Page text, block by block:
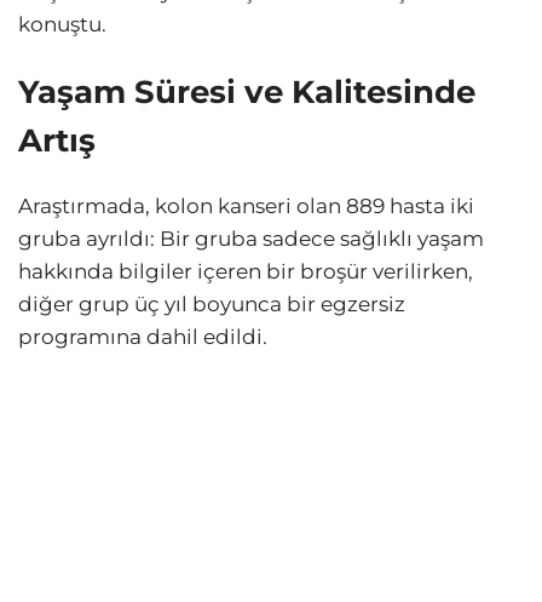
konuştu.
Yaşam Süresi ve Kalitesinde
Artış
Araştırmada, kolon kanseri olan 889 hasta iki
gruba ayrıldı: Bir gruba sadece sağlıklı yaşam
hakkında bilgiler içeren bir broşür verilirken,
diğer grup üç yıl boyunca bir egzersiz
programına dahil edildi.